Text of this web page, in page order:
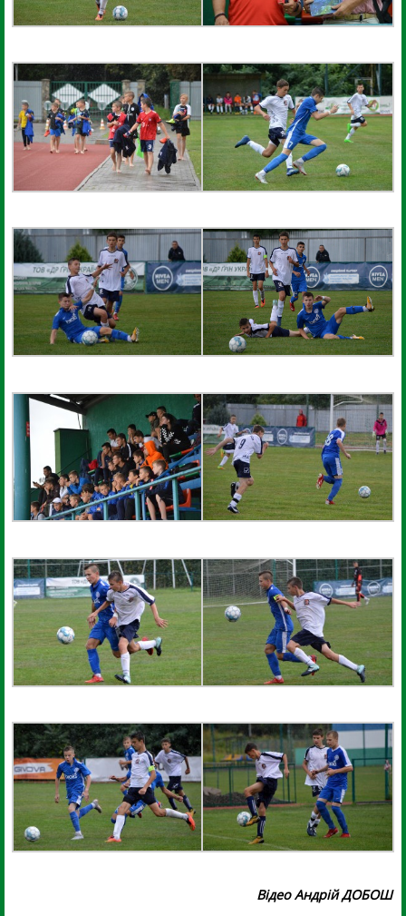
Відео Андрій ДОБОШ